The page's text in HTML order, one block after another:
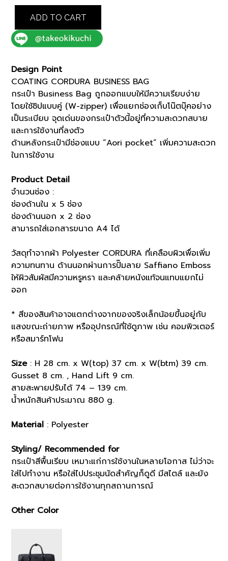
NAVY
COATING
CORDURA
BUSINESS
(07001304)
quantity
ADD TO CART
Design Point
COATING CORDURA BUSINESS BAG
กระเป๋า Business Bag ถูกออกแบบให้มีความเรียบง่าย
โดยใช้ซิปแบบคู่ (W-zipper) เพื่อแยกช่องเก็บโน๊ตบุ๊คอย่าง
เป็นระเบียบ จุดเด่นของกระเป๋าตัวนี้อยู่ที่ความสะดวกสบาย
และการใช้งานที่ลงตัว
ด้านหลังกระเป๋ามีช่องแบบ “Aori pocket” เพิ่มความสะดวก
ในการใช้งาน
Product Detail
จำนวนช่อง :
ช่องด้านใน x 5 ช่อง
ช่องด้านนอก x 2 ช่อง
สามารถใส่เอกสารขนาด A4 ได้
วัสดุทำจากผ้า Polyester CORDURA ที่เคลือบผิวเพื่อเพิ่ม
ความทนทาน ด้านนอกผ่านการปั๊มลาย Saffiano Emboss
ให้ผิวสัมผัสมีความหรูหรา และคล้ายหนังแท้จนแทบแยกไม่
ออก
* สีของสินค้าอาจแตกต่างจากของจริงเล็กน้อยขึ้นอยู่กับ
แสงขณะถ่ายภาพ หรืออุปกรณ์ที่ใช้ดูภาพ เช่น คอมพิวเตอร์
หรือสมาร์ทโฟน
Size: H 28 cm. x W(top) 37 cm. x W(btm) 39 cm.
Gusset 8 cm. , Hand Lift 9 cm.
สายสะพายปรับได้ 74 – 139 cm.
น้ำหนักสินค้าประมาณ 880 g.
Material : Polyester
Styling/ Recommended for
กระเป๋าสีพื้นเรียบ เหมาะแก่การใช้งานในหลายโอกาส ไม่ว่าจะ
ใส่ไปทำงาน หรือใส่ไปประชุมนัดสำคัญก็ดูดี มีสไตล์ และยัง
สะดวกสบายต่อการใช้งานทุกสถานการณ์
Other Color